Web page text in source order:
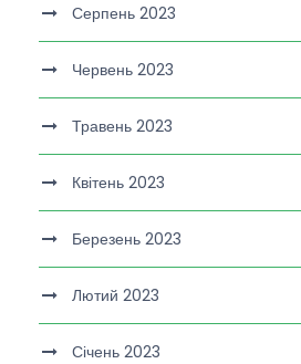
Серпень 2023
Червень 2023
Травень 2023
Квітень 2023
Березень 2023
Лютий 2023
Січень 2023